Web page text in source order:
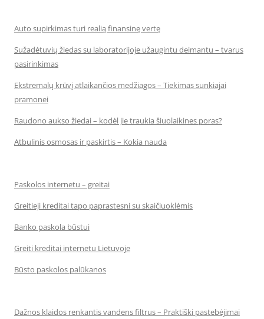
Auto supirkimas turi realią finansinę vertę
Sužadėtuvių žiedas su laboratorijoje užaugintu deimantu – tvarus
pasirinkimas
Ekstremalų krūvį atlaikančios medžiagos – Tiekimas sunkiajai
pramonei
Raudono aukso žiedai – kodėl jie traukia šiuolaikines poras?
Atbulinis osmosas ir paskirtis – Kokia nauda
Paskolos internetu – greitai
Greitieji kreditai tapo paprastesni su skaičiuoklėmis
Banko paskola būstui
Greiti kreditai internetu Lietuvoje
Būsto paskolos palūkanos
Dažnos klaidos renkantis vandens filtrus – Praktiški pastebėjimai